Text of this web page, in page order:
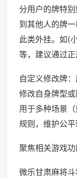
分用户的牌特
到其他人的牌
此类外挂。如(
等，建议通过正
自定义修改牌
修改自身牌型
用于多种场景
规则，维护公平
聚焦相关游戏功
微乐甘肃麻将